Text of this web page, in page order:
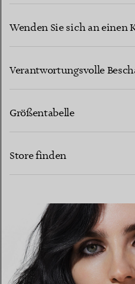
Wenden Sie sich an einen
Verantwortungsvolle
Größentabelle
Store finden
EINEN STORE IN IHRER NÄHE